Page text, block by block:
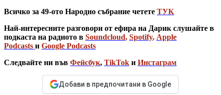
Всичко за 49-ото Народно събрание четете ТУК
Най-интересните разговори от ефира на Дарик слушайте в
подкаста на радиото в Soundcloud, Spotify, Apple
Podcasts и Google Podcasts
Следвайте ни във Фейсбук, TikTok и Инстаграм
Добави в предпочитани в Google